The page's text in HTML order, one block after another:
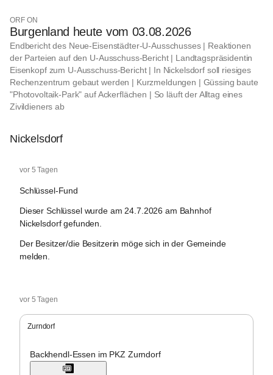
ORF ON
Burgenland heute vom 03.08.2026
Endbericht des Neue-Eisenstädter-U-Ausschusses | Reaktionen
der Parteien auf den U-Ausschuss-Bericht | Landtagspräsidentin
Eisenkopf zum U-Ausschuss-Bericht | In Nickelsdorf soll riesiges
Rechenzentrum gebaut werden | Kurzmeldungen | Güssing baute
"Photovoltaik-Park" auf Ackerflächen | So läuft der Alltag eines
Zivildieners ab
Nickelsdorf
vor 5 Tagen
Schlüssel-Fund
Dieser Schlüssel wurde am 24.7.2026 am Bahnhof
Nickelsdorf gefunden.
Der Besitzer/die Besitzerin möge sich in der Gemeinde
melden.
vor 5 Tagen
Zurndorf
Backhendl-Essen im PKZ Zurndorf